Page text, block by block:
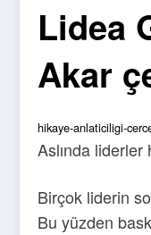
Lidea
Akar
hikaye-anlaticiligi-
Aslında liderler
Birçok liderin
Bu yüzden